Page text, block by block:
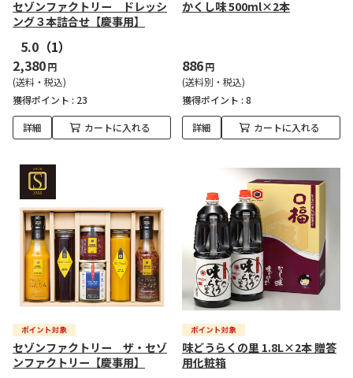
セゾンファクトリー ドレッシ
ング３本詰合せ【慶事用】
5.0 （1）
2,380円
(送料・税込)
獲得ポイント : 23
詳細 カートに入れる
かくし味 500ml×2本
886円
(送料別・税込)
獲得ポイント : 8
詳細 カートに入れる
セゾンファクトリー ザ・セゾ
ンファクトリー【慶事用】
味どうらくの里 1.8L×2本 贈答
用化粧箱